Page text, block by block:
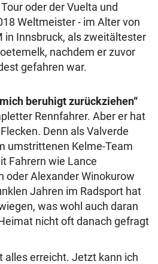
oder der Vuelta und
Weltmeister - im Alter von
in Innsbruck, als zweitältester
nachdem er zuvor
gefahren war.
beruhigt zurückziehen“
Rennfahrer. Aber er hat
Denn als Valverde
umstrittenen Kelme-Team
Fahrern wie Lance
oder Alexander Winokurow
Jahren im Radsport hat
was wohl auch daran
nicht oft danach gefragt
alles erreicht. Jetzt kann ich